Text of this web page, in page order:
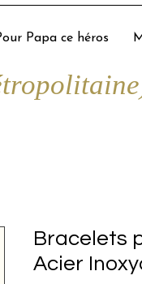
Papa ce héros
Bracelets
Acier